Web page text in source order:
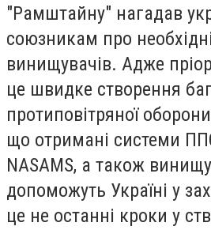
"Рамштайну" нагадав
союзникам про
винищувачів. Адже
це швидке створення
протиповітряної
що отримані системи
NASAMS, а також
допоможуть Україні у
це не останні кроки у